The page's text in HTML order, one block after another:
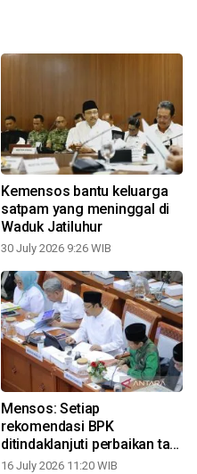
Kemensos bantu keluarga
satpam yang meninggal di
Waduk Jatiluhur
30 July 2026 9:26 WIB
Mensos: Setiap
rekomendasi BPK
ditindaklanjuti perbaikan tata
Kelola
16 July 2026 11:20 WIB